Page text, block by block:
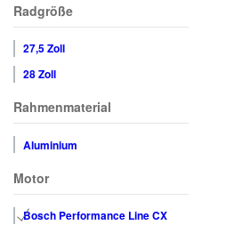
Radgröße
27,5 Zoll
28 Zoll
Rahmenmaterial
Aluminium
Motor
Bosch Performance Line CX